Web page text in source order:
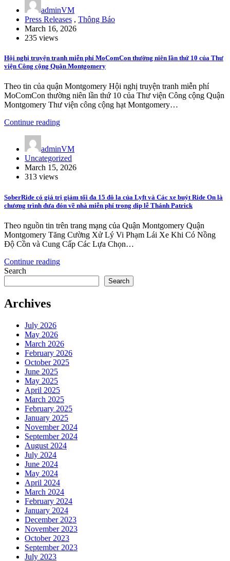
adminVM
Press Releases , Thông Báo
March 16, 2026
235 views
Hội nghị truyện tranh miễn phí MoComCon thường niên lần thứ 10 của Thư
viện Công cộng Quận Montgomery
Theo tin của quận Montgomery Hội nghị truyện tranh miễn phí
MoComCon thường niên lần thứ 10 của Thư viện Công cộng Quận
Montgomery Thư viện công cộng hạt Montgomery…
Continue reading
adminVM
Uncategorized
March 15, 2026
313 views
SoberRide có giá trị giảm tối đa 15 đô la của Lyft và Các xe buýt Ride On là
chương trình đưa đón về nhà miễn phí trong dịp lễ Thánh Patrick
Theo nguồn tin trên trang mạng của Quận Montgomery Quận
Montgomery Tăng Cường Xử Lý Vi Phạm Lái Xe Khi Có Nồng
Độ Cồn và Cung Cấp Các Lựa Chọn…
Continue reading
Search
Search
Archives
July 2026
May 2026
March 2026
February 2026
October 2025
June 2025
May 2025
April 2025
March 2025
February 2025
January 2025
November 2024
September 2024
August 2024
July 2024
June 2024
May 2024
April 2024
March 2024
February 2024
January 2024
December 2023
November 2023
October 2023
September 2023
July 2023